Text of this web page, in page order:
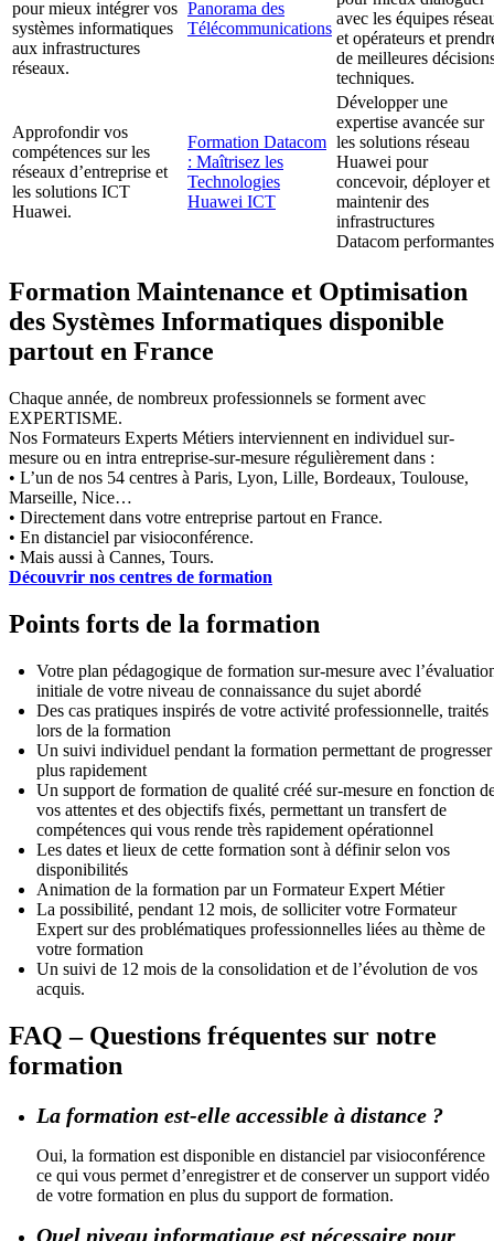
pour mieux intégrer vos
systèmes informatiques
aux infrastructures
réseaux.
Panorama des
Télécommunications
avec les équipes
et opérateurs et
de meilleures
techniques.
Approfondir vos
compétences sur les
réseaux d’entreprise et
les solutions ICT
Huawei.
Formation Datacom
: Maîtrisez les
Technologies
Huawei ICT
Développer une
expertise avancée sur
les solutions réseau
Huawei pour
concevoir, déployer et
maintenir des
infrastructures
Datacom
Formation Maintenance et Optimisation
des Systèmes Informatiques disponible
partout en France
Chaque année, de nombreux professionnels se forment avec
EXPERTISME.
Nos Formateurs Experts Métiers interviennent en individuel sur-
mesure ou en intra entreprise-sur-mesure régulièrement dans :
• L’un de nos 54 centres à Paris, Lyon, Lille, Bordeaux, Toulouse,
Marseille, Nice…
• Directement dans votre entreprise partout en France.
• En distanciel par visioconférence.
• Mais aussi à Cannes, Tours.
Découvrir nos centres de formation
Points forts de la formation
Votre plan pédagogique de formation sur-mesure avec
initiale de votre niveau de connaissance du sujet abordé
Des cas pratiques inspirés de votre activité professionnelle, traités
lors de la formation
Un suivi individuel pendant la formation permettant de progresser
plus rapidement
Un support de formation de qualité créé sur-mesure en fonction
vos attentes et des objectifs fixés, permettant un transfert de
compétences qui vous rende très rapidement opérationnel
Les dates et lieux de cette formation sont à définir selon vos
disponibilités
Animation de la formation par un Formateur Expert Métier
La possibilité, pendant 12 mois, de solliciter votre Formateur
Expert sur des problématiques professionnelles liées au thème de
votre formation
Un suivi de 12 mois de la consolidation et de l’évolution de vos
acquis.
FAQ – Questions fréquentes sur notre
formation
La formation est-elle accessible à distance ?
Oui, la formation est disponible en distanciel par visioconférence
ce qui vous permet d’enregistrer et de conserver un support vidéo
de votre formation en plus du support de formation.
Quel niveau informatique est nécessaire pour